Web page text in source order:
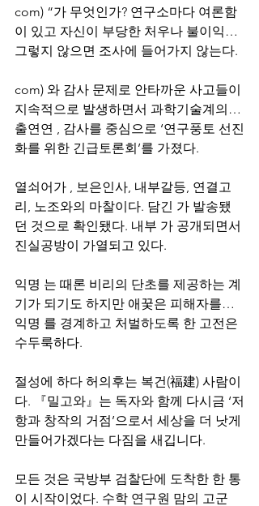
com) “가 무엇인가? 연구소마다 여론함
이 있고 자신이 부당한 처우나 불이익…
그렇지 않으면 조사에 들어가지 않는다.
com) 와 감사 문제로 안타까운 사고들이
지속적으로 발생하면서 과학기술계의…
출연연 , 감사를 중심으로 ‘연구풍토 선진
화를 위한 긴급토론회’를 가졌다.
열쇠어가 , 보은인사, 내부갈등, 연결고
리, 노조와의 마찰이다. 담긴 가 발송됐
던 것으로 확인됐다. 내부 가 공개되면서
진실공방이 가열되고 있다.
익명 는 때론 비리의 단초를 제공하는 계
기가 되기도 하지만 애꿎은 피해자를…
익명 를 경계하고 처벌하도록 한 고전은
수두룩하다.
절성에 하다 허의후는 복건(福建) 사람이
다. 『밀고와』는 독자와 함께 다시금 ‘저
항과 창작의 거점’으로서 세상을 더 낫게
만들어가겠다는 다짐을 새깁니다.
모든 것은 국방부 검찰단에 도착한 한 통
이 시작이었다. 수학 연구원 맘의 고군